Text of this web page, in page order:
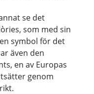
se det
som med sin
symbol för det
även den
en av Europas
genom